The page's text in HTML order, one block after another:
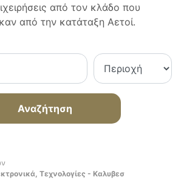
από τον κλάδο που
από την κατάταξη Αετοί.
Αναζήτηση
Τεχνολογίες - Καλυβεσ